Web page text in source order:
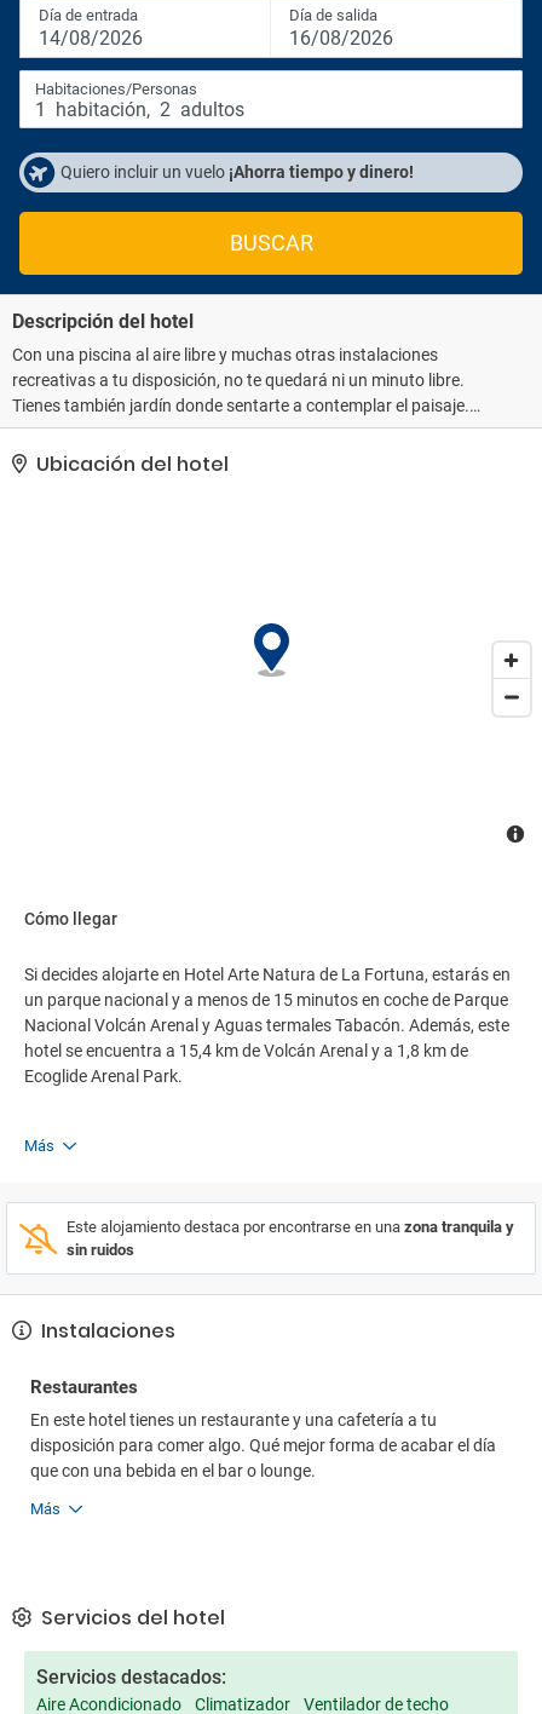
Día de entrada
14/08/2026
Día de salida
16/08/2026
Habitaciones/Personas
1 habitación, 2 adultos
Quiero incluir un vuelo ¡Ahorra tiempo y dinero!
BUSCAR
Descripción del hotel
Con una piscina al aire libre y muchas otras instalaciones
recreativas a tu disposición, no te quedará ni un minuto libre.
Tienes también jardín donde sentarte a contemplar el paisaje.
Recorre rápida y cómodamente las principales atracciones de la
zona gracias al servicio de transporte (de pago).. Tendrás
Ubicación del hotel
Cómo llegar
Si decides alojarte en Hotel Arte Natura de La Fortuna, estarás en
un parque nacional y a menos de 15 minutos en coche de Parque
Nacional Volcán Arenal y Aguas termales Tabacón. Además, este
hotel se encuentra a 15,4 km de Volcán Arenal y a 1,8 km de
Ecoglide Arenal Park.
Más
Este alojamiento destaca por encontrarse en una zona tranquila y
sin ruidos
Instalaciones
Restaurantes
En este hotel tienes un restaurante y una cafetería a tu
disposición para comer algo. Qué mejor forma de acabar el día
que con una bebida en el bar o lounge.
Más
Servicios del hotel
Servicios destacados:
Aire Acondicionado Climatizador
Ventilador de techo